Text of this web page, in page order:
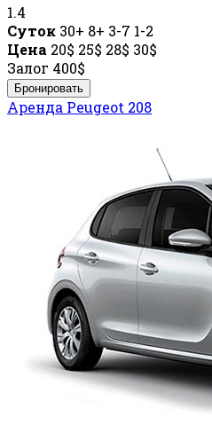
1.4
Суток 30+ 8+ 3-7 1-2
Цена 20$ 25$ 28$ 30$
Залог 400$
Бронировать
Аренда Peugeot 208